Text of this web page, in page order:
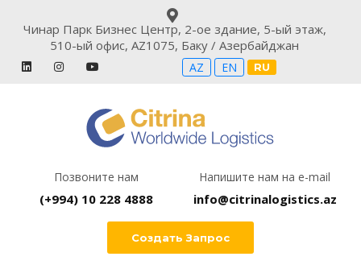
Чинар Парк Бизнес Центр, 2-ое здание, 5-ый этаж,
510-ый офис, AZ1075, Баку / Азербайджан
AZ EN RU
Позвоните нам
(+994) 10 228 4888
Напишите нам на e-mail
info@citrinalogistics.az
Создать Запрос